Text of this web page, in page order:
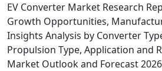
EV Converter Market Research
Growth Opportunities,
Insights Analysis by Converter
Propulsion Type, Application and
Market Outlook and Forecast